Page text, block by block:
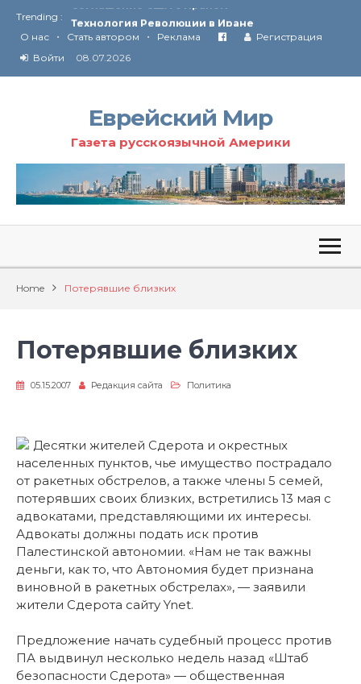
Trending :
Технология Революции в Иране
От Ирана до Ливана и Газы
О нас • Стать автором • Реклама
Регистрация
Войти
08.07.2026
Еврейский Мир
Газета русскоязычной Америки
Home Потерявшие близких
Потерявшие близких
05.15.2007 Редакция сайта Политика
Десятки жителей Сдерота и окрестных
населенных пунктов, чье имущество пострадало
от ракетных обстрелов, а также члены 5 семей,
потерявших своих близких, встретились 13 мая с
адвокатами, представляющими их интересы.
Адвокаты должны подать иск против
Палестинской автономии. «Нам не так важны
деньги, как то, что Автономия будет признана
виновной в ракетных обстрелах», — заявили
жители Сдерота сайту Ynet.
Предложение начать судебный процесс против
ПА выдвинул несколько недель назад «Штаб
безопасности Сдерота» — общественная